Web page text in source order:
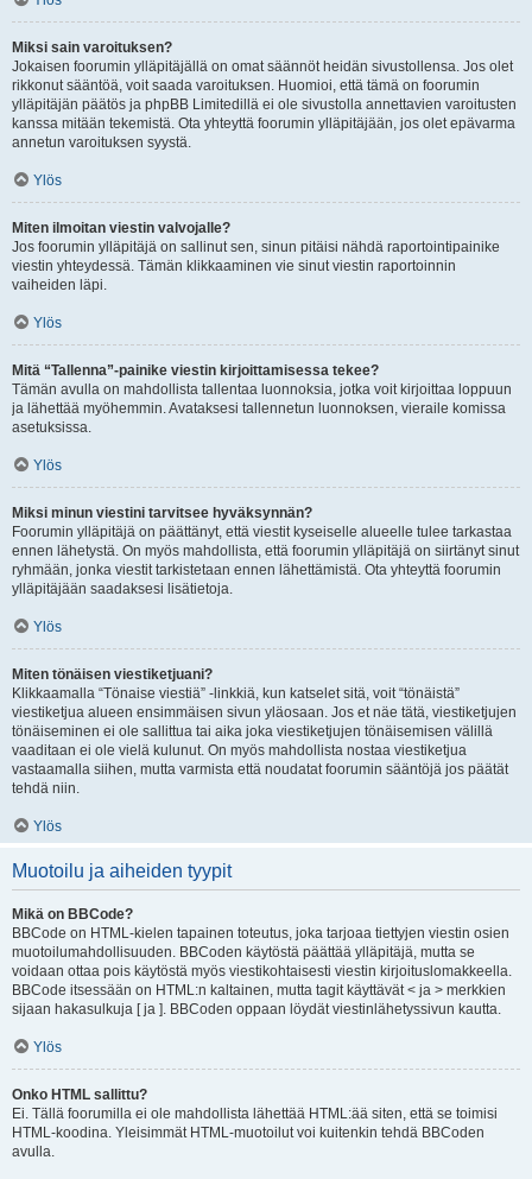
Miksi sain varoituksen?
Jokaisen foorumin ylläpitäjällä on omat säännöt heidän sivustollensa. Jos olet
rikkonut sääntöä, voit saada varoituksen. Huomioi, että tämä on foorumin
ylläpitäjän päätös ja phpBB Limitedillä ei ole sivustolla annettavien varoitusten
kanssa mitään tekemistä. Ota yhteyttä foorumin ylläpitäjään, jos olet epävarma
annetun varoituksen syystä.
Ylös
Miten ilmoitan viestin valvojalle?
Jos foorumin ylläpitäjä on sallinut sen, sinun pitäisi nähdä raportointipainike
viestin yhteydessä. Tämän klikkaaminen vie sinut viestin raportoinnin
vaiheiden läpi.
Ylös
Mitä “Tallenna”-painike viestin kirjoittamisessa tekee?
Tämän avulla on mahdollista tallentaa luonnoksia, jotka voit kirjoittaa loppuun
ja lähettää myöhemmin. Avataksesi tallennetun luonnoksen, vieraile komissa
asetuksissa.
Ylös
Miksi minun viestini tarvitsee hyväksynnän?
Foorumin ylläpitäjä on päättänyt, että viestit kyseiselle alueelle tulee tarkastaa
ennen lähetystä. On myös mahdollista, että foorumin ylläpitäjä on siirtänyt sinut
ryhmään, jonka viestit tarkistetaan ennen lähettämistä. Ota yhteyttä foorumin
ylläpitäjään saadaksesi lisätietoja.
Ylös
Miten tönäisen viestiketjuani?
Klikkaamalla “Tönaise viestiä” -linkkiä, kun katselet sitä, voit “tönäistä”
viestiketjua alueen ensimmäisen sivun yläosaan. Jos et näe tätä, viestiketjujen
tönäiseminen ei ole sallittua tai aika joka viestiketjujen tönäisemisen välillä
vaaditaan ei ole vielä kulunut. On myös mahdollista nostaa viestiketjua
vastaamalla siihen, mutta varmista että noudatat foorumin sääntöjä jos päätät
tehdä niin.
Ylös
Muotoilu ja aiheiden tyypit
Mikä on BBCode?
BBCode on HTML-kielen tapainen toteutus, joka tarjoaa tiettyjen viestin osien
muotoilumahdollisuuden. BBCoden käytöstä päättää ylläpitäjä, mutta se
voidaan ottaa pois käytöstä myös viestikohtaisesti viestin kirjoituslomakkeella.
BBCode itsessään on HTML:n kaltainen, mutta tagit käyttävät < ja > merkkien
sijaan hakasulkuja [ ja ]. BBCoden oppaan löydät viestinlähetyssivun kautta.
Ylös
Onko HTML sallittu?
Ei. Tällä foorumilla ei ole mahdollista lähettää HTML:ää siten, että se toimisi
HTML-koodina. Yleisimmät HTML-muotoilut voi kuitenkin tehdä BBCoden
avulla.